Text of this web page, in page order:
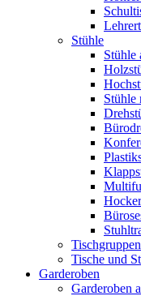
Stühle
Stühle
Stühle
Hocker
Tischgruppen
Tische und
Garderoben
Garderoben